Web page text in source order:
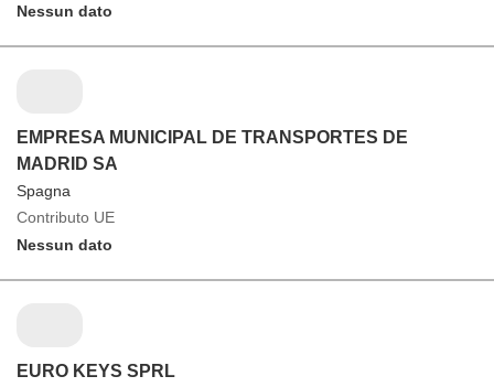
Nessun dato
EMPRESA MUNICIPAL DE TRANSPORTES DE
MADRID SA
Spagna
Contributo UE
Nessun dato
EURO KEYS SPRL